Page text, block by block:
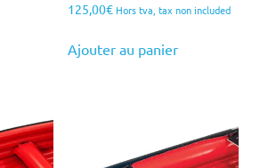
125,00€ Hors tva, tax non included
Ajouter au panier